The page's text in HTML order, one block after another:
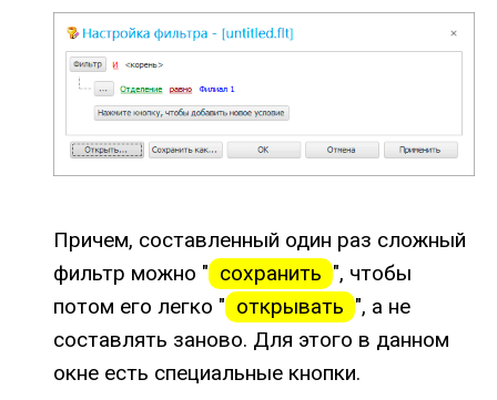
Причем, составленный один раз сложный
фильтр можно " сохранить ", чтобы
потом его легко " открывать ", а не
составлять заново. Для этого в данном
окне есть специальные кнопки.